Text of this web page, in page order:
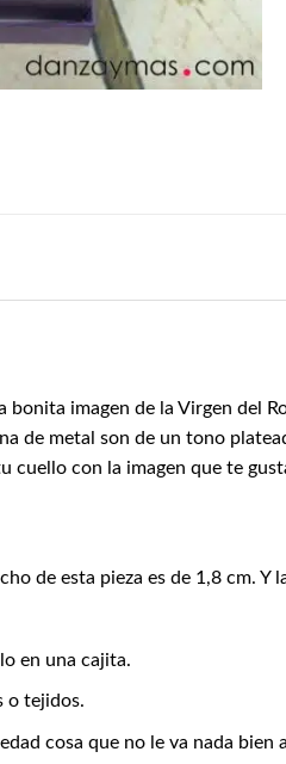
bonita imagen de la Virgen del
de metal son de un tono
cuello con la imagen que te
de esta pieza es de 1,8 cm.
en una cajita.
o tejidos.
cosa que no le va nada bien